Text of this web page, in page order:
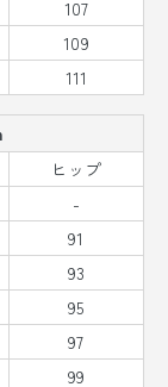
107
109
111
ヒップ
-
91
93
95
97
99